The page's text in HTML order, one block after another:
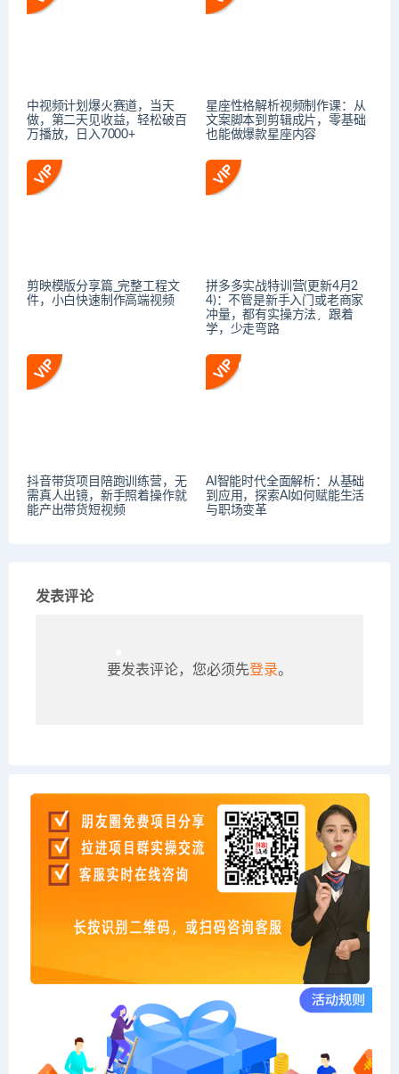
中视频计划爆火赛道，当天
做，第二天见收益，轻松破百
万播放，日入7000+
星座性格解析视频制作课：从
文案脚本到剪辑成片，零基础
也能做爆款星座内容
剪映模版分享篇_完整工程文
件，小白快速制作高端视频
拼多多实战特训营(更新4月2
4)：不管是新手入门或老商家
冲量，都有实操方法，跟着
学，少走弯路
抖音带货项目陪跑训练营，无
需真人出镜，新手照着操作就
能产出带货短视频
AI智能时代全面解析：从基础
到应用，探索AI如何赋能生活
与职场变革
发表评论
要发表评论，您必须先登录。